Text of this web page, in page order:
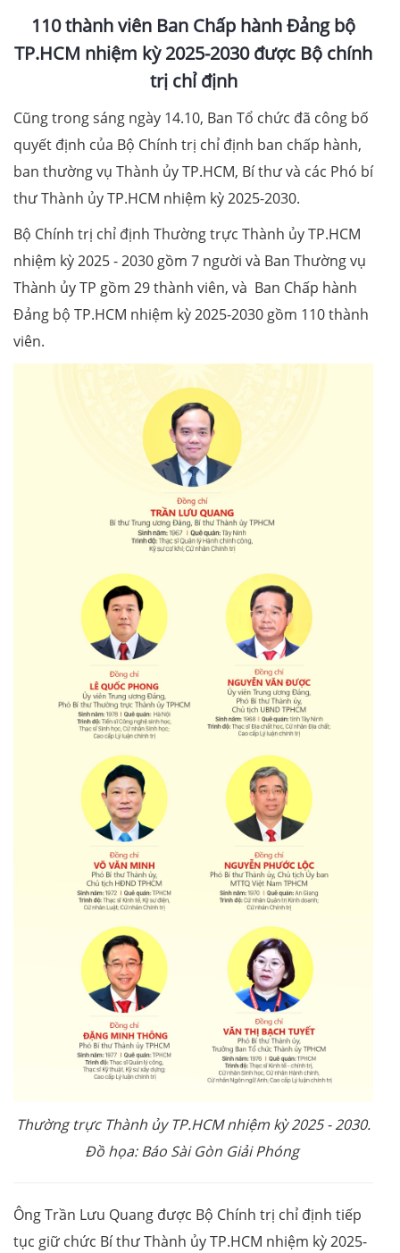
110 thành viên Ban Chấp hành Đảng bộ
TP.HCM nhiệm kỳ 2025-2030 được Bộ chính
trị chỉ định
Cũng trong sáng ngày 14.10, Ban Tổ chức đã công bố
quyết định của Bộ Chính trị chỉ định ban chấp hành,
ban thường vụ Thành ủy TP.HCM, Bí thư và các Phó bí
thư Thành ủy TP.HCM nhiệm kỳ 2025-2030.
Bộ Chính trị chỉ định Thường trực Thành ủy TP.HCM
nhiệm kỳ 2025 - 2030 gồm 7 người và Ban Thường vụ
Thành ủy TP gồm 29 thành viên, và Ban Chấp hành
Đảng bộ TP.HCM nhiệm kỳ 2025-2030 gồm 110 thành
viên.
Thường trực Thành ủy TP.HCM nhiệm kỳ 2025 - 2030.
Đồ họa: Báo Sài Gòn Giải Phóng
Ông Trần Lưu Quang được Bộ Chính trị chỉ định tiếp
tục giữ chức Bí thư Thành ủy TP.HCM nhiệm kỳ 2025-